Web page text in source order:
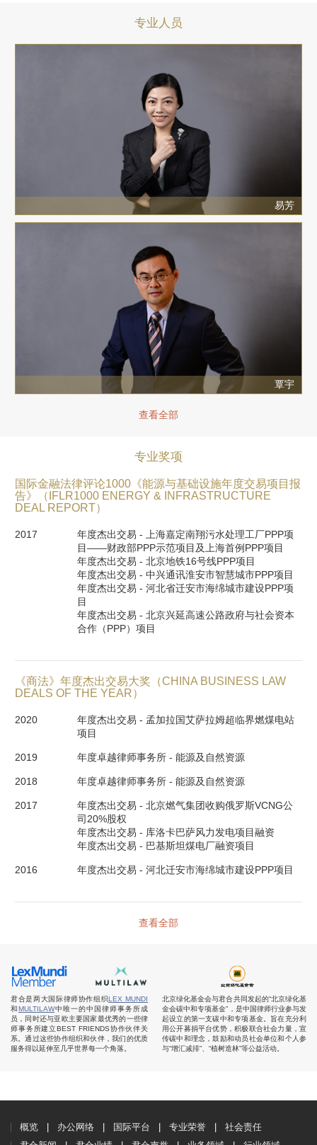
专业人员
易芳
覃宇
查看全部
专业奖项
国际金融法律评论1000《能源与基础设施年度交易项目报
告》（IFLR1000 ENERGY & INFRASTRUCTURE
DEAL REPORT）
2017
年度杰出交易 - 上海嘉定南翔污水处理工厂PPP项
目——财政部PPP示范项目及上海首例PPP项目
年度杰出交易 - 北京地铁16号线PPP项目
年度杰出交易 - 中兴通讯淮安市智慧城市PPP项目
年度杰出交易 - 河北省迁安市海绵城市建设PPP项
目
年度杰出交易 - 北京兴延高速公路政府与社会资本
合作（PPP）项目
《商法》年度杰出交易大奖（CHINA BUSINESS LAW
DEALS OF THE YEAR）
2020
年度杰出交易 - 孟加拉国艾萨拉姆超临界燃煤电站
项目
2019 年度卓越律师事务所 - 能源及自然资源
2018 年度卓越律师事务所 - 能源及自然资源
2017
年度杰出交易 - 北京燃气集团收购俄罗斯VCNG公
司20%股权
年度杰出交易 - 库洛卡巴萨风力发电项目融资
年度杰出交易 - 巴基斯坦煤电厂融资项目
2016 年度杰出交易 - 河北迁安市海绵城市建设PPP项目
查看全部
君合是两大国际律师协作组织LEX MUNDI
和MULTILAW中唯一的中国律师事务所成
员，同时还与亚欧主要国家最优秀的一些律
师事务所建立BEST FRIENDS协作伙伴关
系。通过这些协作组织和伙伴，我们的优质
服务得以延伸至几乎世界每一个角落。
北京绿化基金会与君合共同发起的“北京绿化基
金会碳中和专项基金”，是中国律师行业参与发
起设立的第一支碳中和专项基金。旨在充分利
用公开募捐平台优势，积极联合社会力量，宣
传碳中和理念，鼓励和动员社会单位和个人参
与“增汇减排”、“植树造林”等公益活动。
概览 办公网络 国际平台 专业荣誉
社会责任